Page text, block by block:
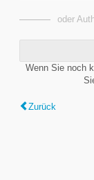
oder
Wenn Sie noch
Zurück